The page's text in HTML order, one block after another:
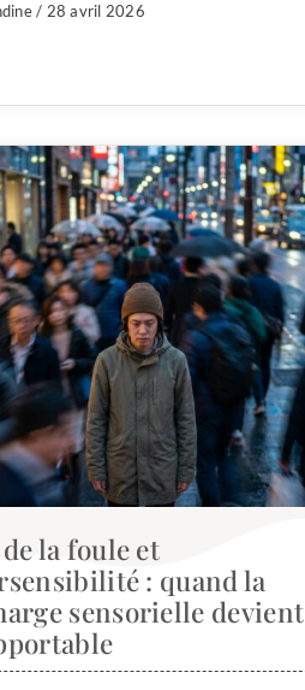
/ 28 avril 2026
la foule et
: quand la
sensorielle devient